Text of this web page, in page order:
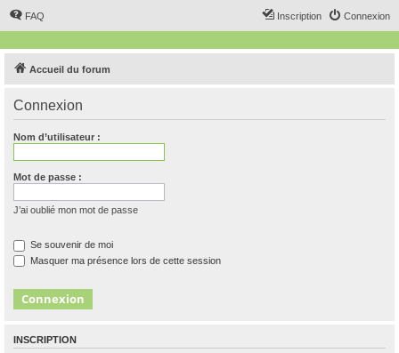
FAQ Connexion
Inscription
Accueil du forum
Connexion
Nom d’utilisateur :
Mot de passe :
J’ai oublié mon mot de passe
Se souvenir de moi
Masquer ma présence lors de cette session
INSCRIPTION